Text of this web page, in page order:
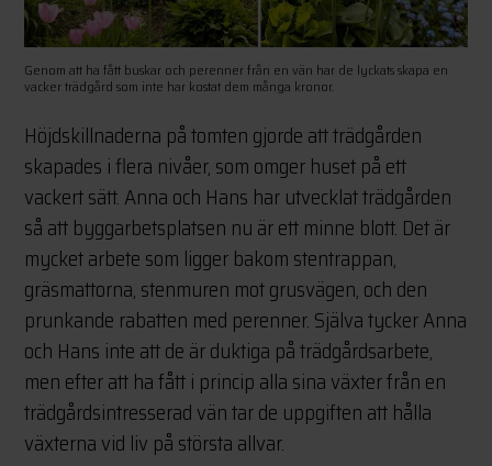
Genom att ha fått buskar och perenner från en vän har de lyckats skapa en
vacker trädgård som inte har kostat dem många kronor.
Höjdskillnaderna på tomten gjorde att trädgården
skapades i flera nivåer, som omger huset på ett
vackert sätt. Anna och Hans har utvecklat trädgården
så att byggarbetsplatsen nu är ett minne blott. Det är
mycket arbete som ligger bakom stentrappan,
gräsmattorna, stenmuren mot grusvägen, och den
prunkande rabatten med perenner. Själva tycker Anna
och Hans inte att de är duktiga på trädgårdsarbete,
men efter att ha fått i princip alla sina växter från en
trädgårdsintresserad vän tar de uppgiften att hålla
växterna vid liv på största allvar.